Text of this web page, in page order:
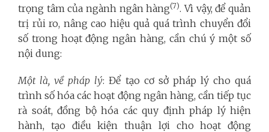
trọng tâm của ngành ngân hàng(7). Vì vậy, để quản
trị rủi ro, nâng cao hiệu quả quá trình chuyển đổi
số trong hoạt động ngân hàng, cần chú ý một số
nội dung:
Một là, về pháp lý: Để tạo cơ sở pháp lý cho quá
trình số hóa các hoạt động ngân hàng, cần tiếp tục
rà soát, đồng bộ hóa các quy định pháp lý hiện
hành, tạo điều kiện thuận lợi cho hoạt động